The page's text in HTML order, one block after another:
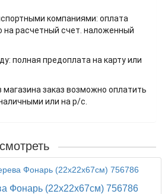
компаниями: оплата
на расчетный счет. наложенный
полная предоплата на карту или
заказ возможно оплатить
или на р/с.
Фонарь (22х22х67см) 756786